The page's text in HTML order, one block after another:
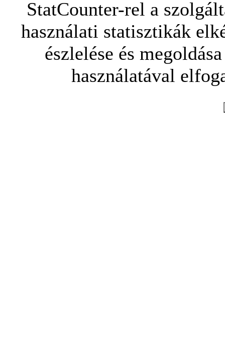
StatCounter-rel a
használati statisztikák
észlelése és
használatával